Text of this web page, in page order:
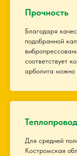
Прочность
Благодаря
подобранной
соответствует
арболита можно
Для средней
Костромская